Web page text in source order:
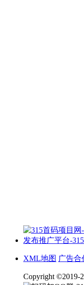
XML地图 广告合
Copyright ©2019-